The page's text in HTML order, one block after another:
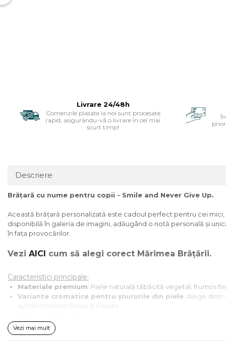
Livrare 24/48h
Comenzile plasate la noi sunt procesate
rapid, asigurându-vă o livrare în cel mai
scurt timp!
Descriere
Brățară cu nume pentru copii - Smile and Never Give Up.
Această brățară personalizată este cadoul perfect pentru cei mici,
disponibilă în galeria de imagini, adăugând o notă personală și
în fața provocărilor.
Vezi AICI cum să alegi corect Mărimea Brățării.
Caracteristici principale:
Materiale premium: Piele naturală tăbăcită vegetal, frumos
Variante cromatice pentru șnururile din piele: Alege
subtile precum Stejar și Frunziș.
de purtător.
Închizătoare din oțel inoxidabil AISI 201
Vezi mai mult